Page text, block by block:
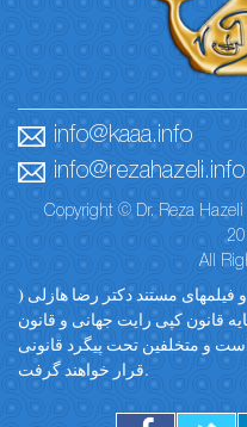
info@kaaa.info
info@rezahazeli.info
Copyright © Dr. Reza Hazeli
All
فیلمهای مستند دکتر رضا هازلی (
قانون کپی رایت جهانی و قانون
و متخلفین تحت پیگرد قانونی
قرار خواهند گرفت.